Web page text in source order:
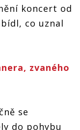
koncert od
co uznal
zvaného
se
do pohybu